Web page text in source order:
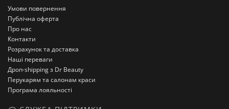
Умови повернення
Публічна оферта
Про нас
Контакти
Розрахунок та доставка
Наші переваги
Дроп-shipping з Dr Beauty
Перукарям та салонам краси
Програма лояльності